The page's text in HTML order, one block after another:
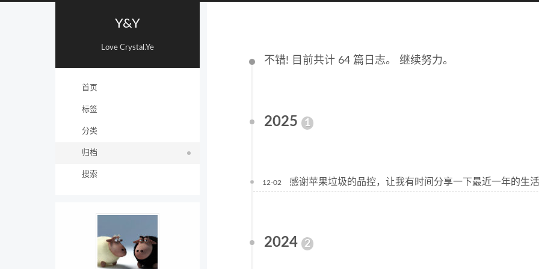
Y&Y
Love Crystal.Ye
首页
标签
分类
归档
搜索
不错! 目前共计 64 篇日志。 继续努力。
2025 1
12-02 感谢苹果垃圾的品控，让我有时间分享一下最近一年的生活
2024 2